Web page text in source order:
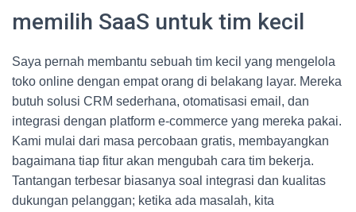
memilih SaaS untuk tim kecil
Saya pernah membantu sebuah tim kecil yang mengelola
toko online dengan empat orang di belakang layar. Mereka
butuh solusi CRM sederhana, otomatisasi email, dan
integrasi dengan platform e-commerce yang mereka pakai.
Kami mulai dari masa percobaan gratis, membayangkan
bagaimana tiap fitur akan mengubah cara tim bekerja.
Tantangan terbesar biasanya soal integrasi dan kualitas
dukungan pelanggan; ketika ada masalah, kita